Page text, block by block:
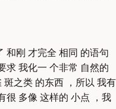
和刚 才完全 相同 的语句
求 我化一 个非常 自然的
之类 的东西 ，所以 我有
很 多像 这样的 小点 ，我